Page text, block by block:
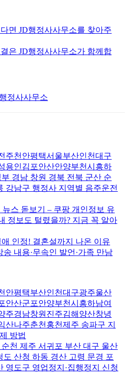
면 JD행정사사무소를 찾아주
은 JD행정사사무소가 함께합
주천안평택서울부산인천대구
용인김포안산안양부천시흥하
경남 창원 경북 전북 군산 순
강남구 행정사 지역별 음주운전
스 돋보기 – 쿠팡 개인정보 유
정보도 털렸을까? 지금 꼭 알아
인정! 결혼설까지 나온 이유
내용·무속인 발언·가족 만남
안평택부산인천대구광주울산
안산군포안양부천시흥하남여
주경남창원진주김해양산창녕
산나주춘천홍천제주 송파구 지
방법
천 제주 서귀포 부산 대구 울산
도 산청 하동 경산 고령 문경 포
영도구 영업정지·집행정지 신청